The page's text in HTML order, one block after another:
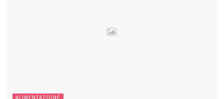
ALIMENTAZIONE